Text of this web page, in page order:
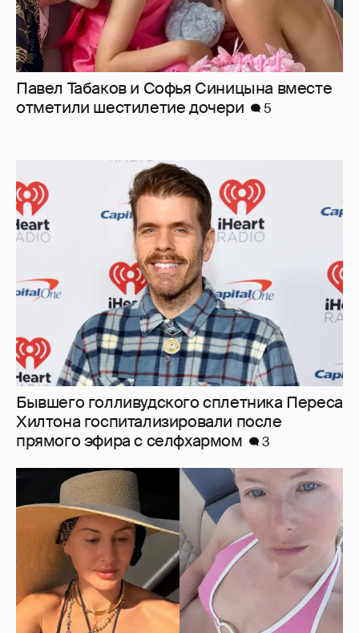
Бывшего голливудского сплетника Переса
Хилтона госпитализировали после
прямого эфира с селфхармом
3
От Волги до Мальдив: где и как отдыхают
Тина Канделаки, девушка террориста и
экстремиста Павла Дурова* и жена Басты
14